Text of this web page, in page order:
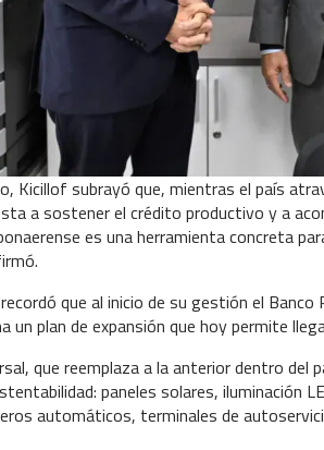
Kicillof subrayó que, mientras el país
a sostener el crédito productivo y a
es una herramienta concreta
que al inicio de su gestión el
un plan de expansión que hoy permite
que reemplaza a la anterior dentro
paneles solares, iluminación
automáticos, terminales de